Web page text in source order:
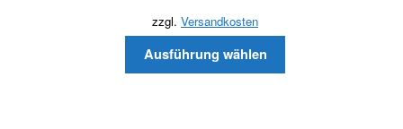
zzgl. Versandkosten
Ausführung wählen